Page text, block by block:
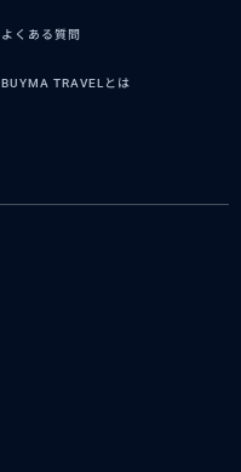
よくある質問
BUYMA TRAVELとは